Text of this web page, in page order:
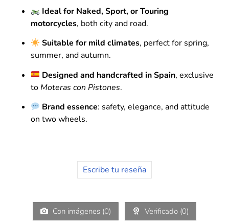
Ideal for Naked, Sport, or Touring
motorcycles, both city and road.
Suitable for mild climates, perfect for spring,
summer, and autumn.
Designed and handcrafted in Spain, exclusive
to Moteras con Pistones.
Brand essence: safety, elegance, and attitude
on two wheels.
Escribe tu reseña
Con imágenes (0) Verificado (0)